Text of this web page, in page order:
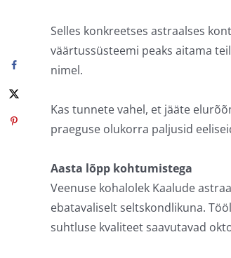
Selles konkreetses astraalses
väärtussüsteemi peaks aitama
nimel.
Kas tunnete vahel, et jääte
praeguse olukorra paljusid
Aasta lõpp kohtumistega
Veenuse kohalolek Kaalude
ebatavaliselt seltskondlikuna.
suhtluse kvaliteet saavutavad